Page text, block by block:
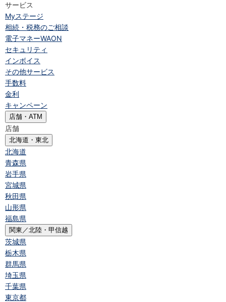
サービス
Myステージ
相続・税務のご相談
電子マネーWAON
セキュリティ
インボイス
その他サービス
手数料
金利
キャンペーン
店舗・ATM
店舗
北海道・東北
北海道
青森県
岩手県
宮城県
秋田県
山形県
福島県
関東／北陸・甲信越
茨城県
栃木県
群馬県
埼玉県
千葉県
東京都